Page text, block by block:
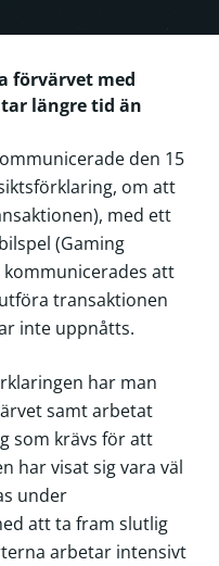
förvärvet med
längre tid än
den 15
om att
med ett
(Gaming
kommunicerades att
transaktionen
inte uppnåtts.
har man
samt arbetat
som krävs för att
har visat sig vara väl
under
att ta fram slutlig
arbetar intensivt